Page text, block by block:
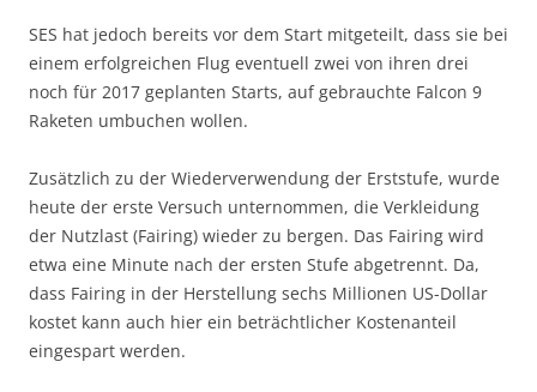
SES hat jedoch bereits vor dem Start mitgeteilt, dass sie bei
einem erfolgreichen Flug eventuell zwei von ihren drei
noch für 2017 geplanten Starts, auf gebrauchte Falcon 9
Raketen umbuchen wollen.
Zusätzlich zu der Wiederverwendung der Erststufe, wurde
heute der erste Versuch unternommen, die Verkleidung
der Nutzlast (Fairing) wieder zu bergen. Das Fairing wird
etwa eine Minute nach der ersten Stufe abgetrennt. Da,
dass Fairing in der Herstellung sechs Millionen US-Dollar
kostet kann auch hier ein beträchtlicher Kostenanteil
eingespart werden.